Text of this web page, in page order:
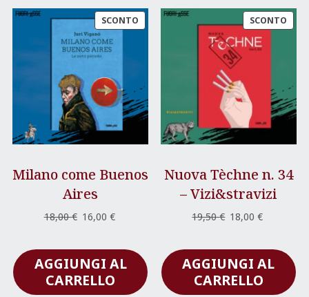
SCONTO PRODOTTO
IN
Milano come Buenos
Aires
18,00€ Il
originale
era:
18,00 €.
16,00 €
attuale
è:
16,00 €.
AGGIUNGI AL
CARRELLO
SCONTO
IN
Nuova Tèchne n. 34
– Vizi&stravizi
19,50€ Il
originale
era:
19,50 €.
18,00€
attuale
è:
18,00 €.
AGGIUNGI AL
CARRELLO